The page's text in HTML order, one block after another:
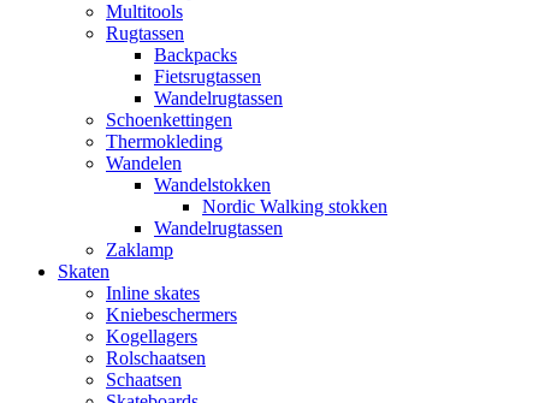
Multitools
Rugtassen
Backpacks
Fietsrugtassen
Wandelrugtassen
Schoenkettingen
Thermokleding
Wandelen
Wandelstokken
Nordic Walking stokken
Wandelrugtassen
Zaklamp
Skaten
Inline skates
Kniebeschermers
Kogellagers
Rolschaatsen
Schaatsen